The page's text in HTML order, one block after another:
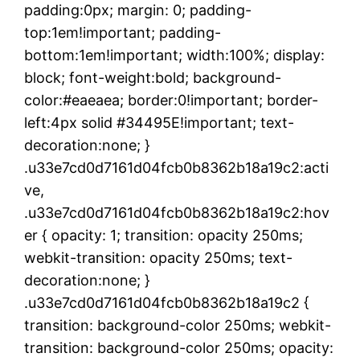
padding:0px; margin: 0; padding-
top:1em!important; padding-
bottom:1em!important; width:100%; display:
block; font-weight:bold; background-
color:#eaeaea; border:0!important; border-
left:4px solid #34495E!important; text-
decoration:none; }
.u33e7cd0d7161d04fcb0b8362b18a19c2:acti
ve,
.u33e7cd0d7161d04fcb0b8362b18a19c2:hov
er { opacity: 1; transition: opacity 250ms;
webkit-transition: opacity 250ms; text-
decoration:none; }
.u33e7cd0d7161d04fcb0b8362b18a19c2 {
transition: background-color 250ms; webkit-
transition: background-color 250ms; opacity: